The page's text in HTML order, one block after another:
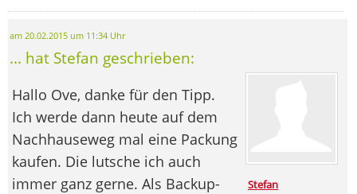
am 20.02.2015 um 11:34 Uhr
... hat Stefan geschrieben:
Stefan
Hallo Ove, danke für den Tipp.
Ich werde dann heute auf dem
Nachhauseweg mal eine Packung
kaufen. Die lutsche ich auch
immer ganz gerne. Als Backup-